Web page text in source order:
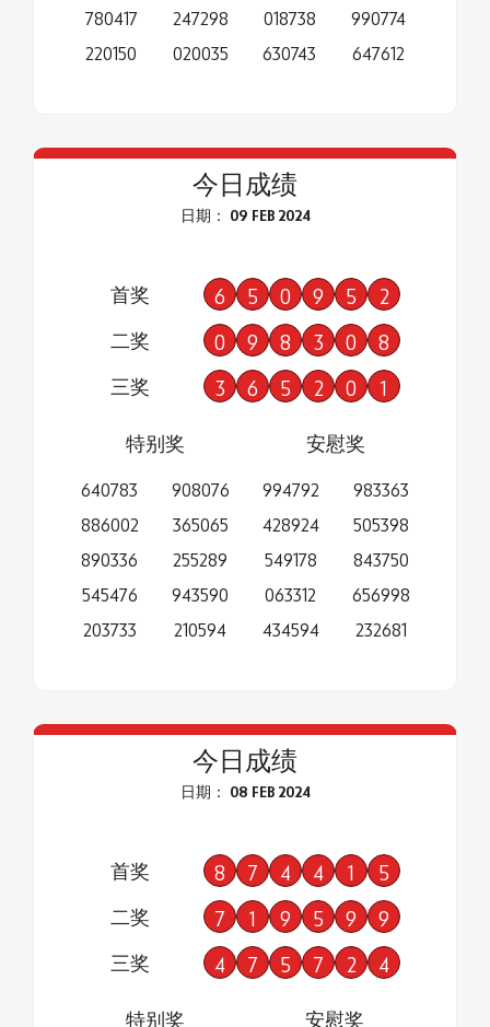
780417
220150
247298
020035
018738
630743
990774
647612
今日成绩
日期： 09 FEB 2024
首奖 6 5 0 9 5 2
二奖 0 9 8 3 0 8
三奖 3 6 5 2 0 1
特别奖
640783
886002
890336
545476
203733
908076
365065
255289
943590
210594
安慰奖
994792
428924
549178
063312
434594
983363
505398
843750
656998
232681
今日成绩
日期： 08 FEB 2024
首奖 8 7 4 4 1 5
二奖 7 1 9 5 9 9
三奖 4 7 5 7 2 4
特别奖
安慰奖